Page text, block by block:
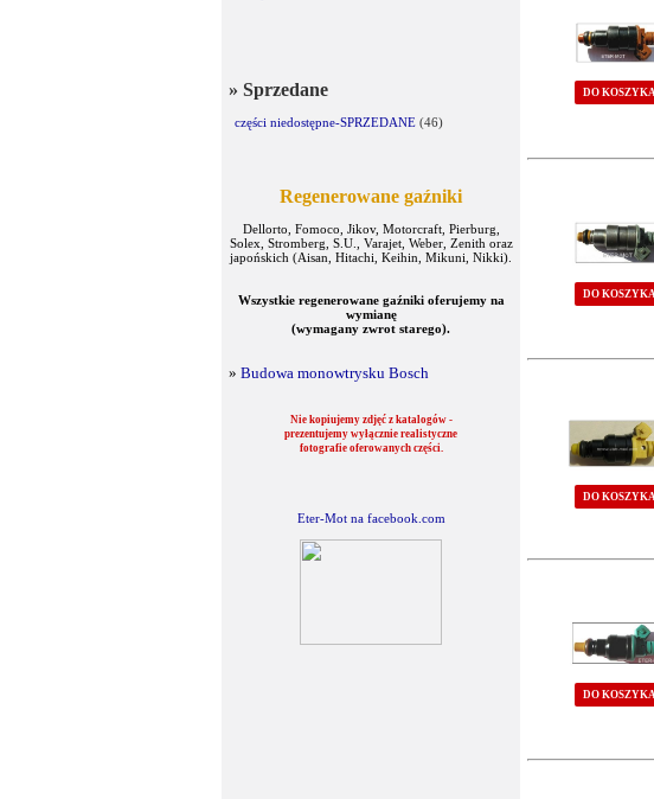
» Sprzedane
części niedostępne-SPRZEDANE (46)
Regenerowane gaźniki
Dellorto, Fomoco, Jikov, Motorcraft, Pierburg,
Solex, Stromberg, S.U., Varajet, Weber, Zenith oraz
japońskich (Aisan, Hitachi, Keihin, Mikuni, Nikki).
Wszystkie regenerowane gaźniki oferujemy na
wymianę
(wymagany zwrot starego).
» Budowa monowtrysku Bosch
Nie kopiujemy zdjęć z katalogów -
prezentujemy wyłącznie realistyczne
fotografie oferowanych części.
Eter-Mot na facebook.com
DO KOSZYKA
DO
DO KOSZYKA
DO